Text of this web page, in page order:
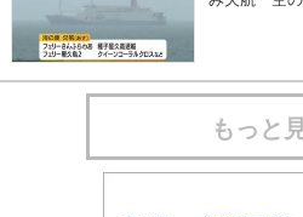
もっと